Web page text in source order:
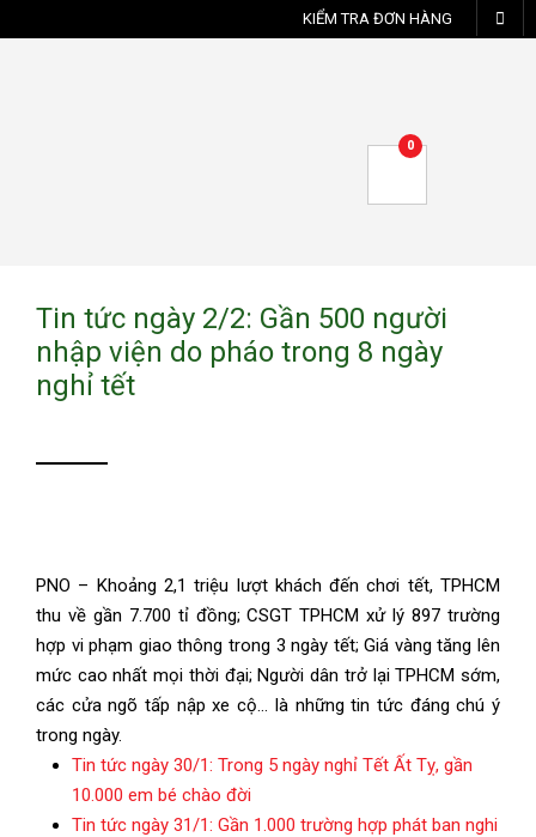
KIỂM TRA ĐƠN HÀNG
0
Tin tức ngày 2/2: Gần 500 người
nhập viện do pháo trong 8 ngày
nghỉ tết
PNO – Khoảng 2,1 triệu lượt khách đến chơi tết, TPHCM
thu về gần 7.700 tỉ đồng; CSGT TPHCM xử lý 897 trường
hợp vi phạm giao thông trong 3 ngày tết; Giá vàng tăng lên
mức cao nhất mọi thời đại; Người dân trở lại TPHCM sớm,
các cửa ngõ tấp nập xe cộ… là những tin tức đáng chú ý
trong ngày.
Tin tức ngày 30/1: Trong 5 ngày nghỉ Tết Ất Tỵ, gần
10.000 em bé chào đời
Tin tức ngày 31/1: Gần 1.000 trường hợp phát ban nghi